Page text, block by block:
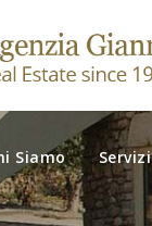
Siamo Servizi